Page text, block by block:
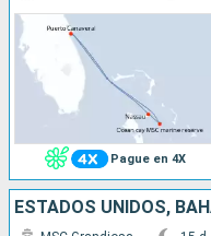
Pague en 4X